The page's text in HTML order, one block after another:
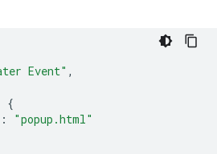
Event" ,
{
:
"popup.html"